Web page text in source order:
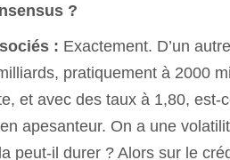
?
: Exactement. D’un
pratiquement à 2000
et avec des taux à 1,80, est-
apesanteur. On a une
peut-il durer ? Alors sur le